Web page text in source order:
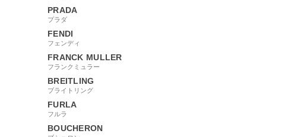
PRADA
プラダ
FENDI
フェンディ
FRANCK MULLER
フランクミュラー
BREITLING
ブライトリング
FURLA
フルラ
BOUCHERON